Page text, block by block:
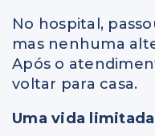
No hospital,
mas nenhuma
Após o
voltar para casa.
Uma vida